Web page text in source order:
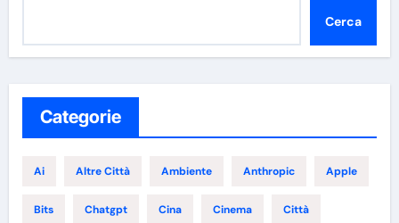
Cerca
Categorie
Ai Altre Città Ambiente Anthropic Apple
Bits Chatgpt Cina Cinema Città